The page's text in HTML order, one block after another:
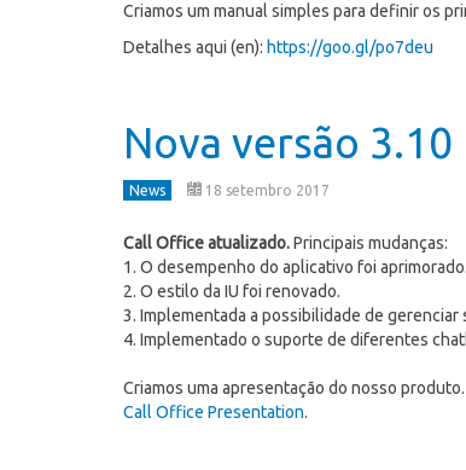
Criamos um manual simples para definir os
Detalhes aqui (en): https://goo.gl/po7deu
Nova versão 3.10
News 18 setembro 2017
Call Office atualizado.Principais mudanças:
1. O desempenho do aplicativo foi aprimorado.
2. O estilo da IU foi renovado.
3. Implementada a possibilidade de
4. Implementado o suporte de diferentes
Criamos uma apresentação do nosso
Call Office Presentation.